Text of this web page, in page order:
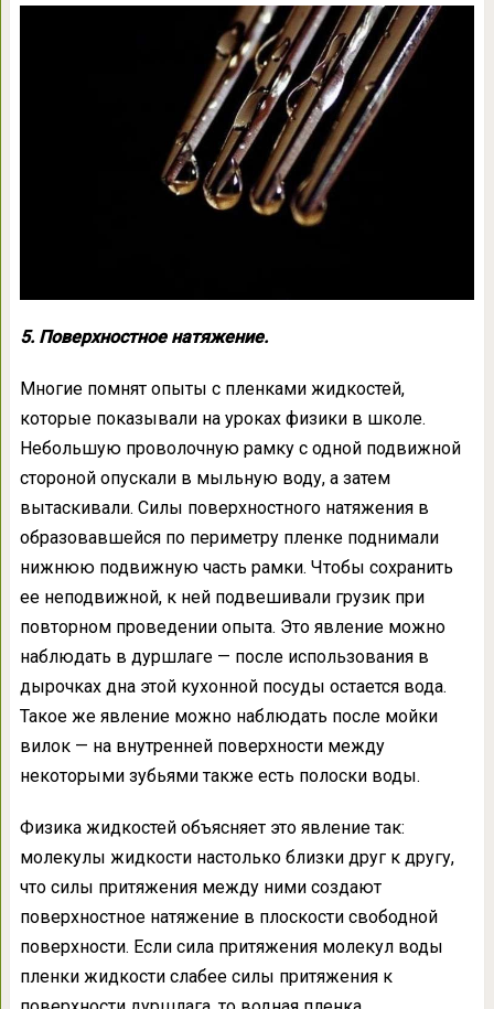
5. Поверхностное натяжение.
Многие помнят опыты с пленками жидкостей,
которые показывали на уроках физики в школе.
Небольшую проволочную рамку с одной подвижной
стороной опускали в мыльную воду, а затем
вытаскивали. Силы поверхностного натяжения в
образовавшейся по периметру пленке поднимали
нижнюю подвижную часть рамки. Чтобы сохранить
ее неподвижной, к ней подвешивали грузик при
повторном проведении опыта. Это явление можно
наблюдать в дуршлаге — после использования в
дырочках дна этой кухонной посуды остается вода.
Такое же явление можно наблюдать после мойки
вилок — на внутренней поверхности между
некоторыми зубьями также есть полоски воды.
Физика жидкостей объясняет это явление так:
молекулы жидкости настолько близки друг к другу,
что силы притяжения между ними создают
поверхностное натяжение в плоскости свободной
поверхности. Если сила притяжения молекул воды
пленки жидкости слабее силы притяжения к